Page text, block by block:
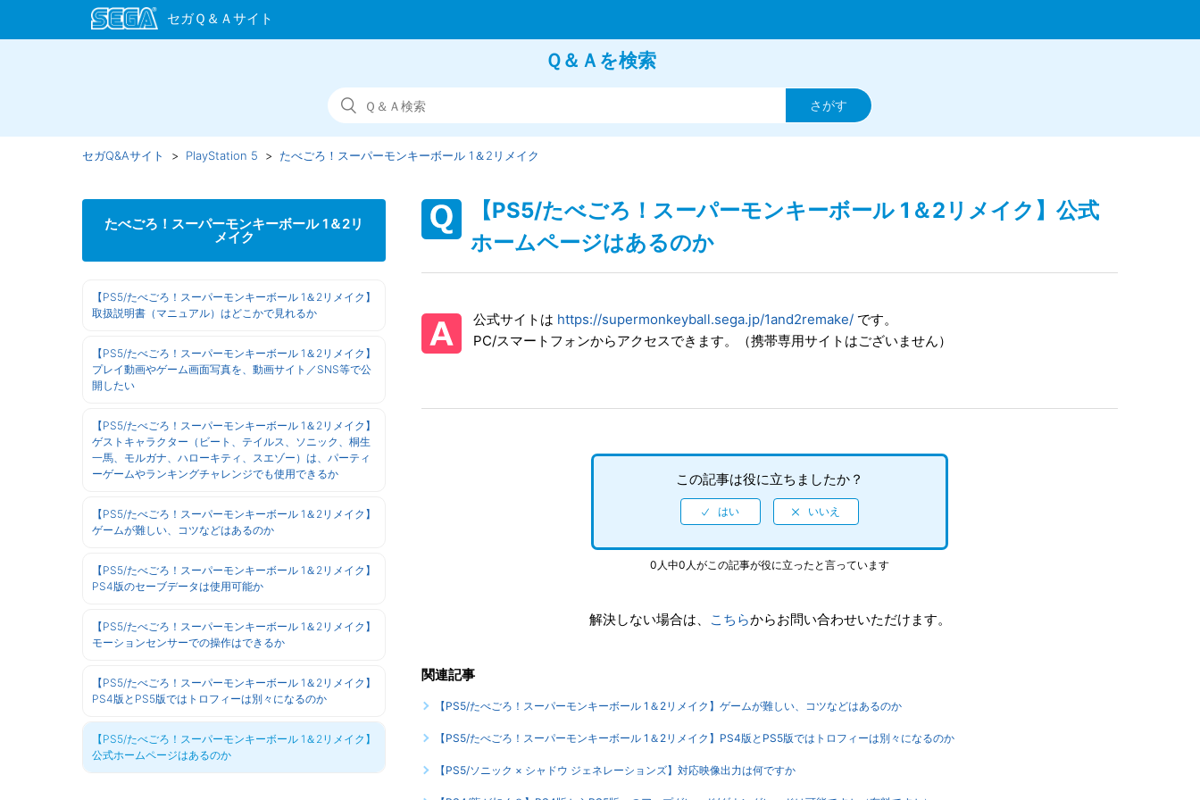
Ｑ＆Ａを検索
セガQ&Aサイト PlayStation 5 たべごろ！スーパーモンキーボール 1＆2リメイク
たべごろ！スーパーモンキーボール 1＆2リ
メイク
【PS5/たべごろ！スーパーモンキーボール 1＆2リメイク】
取扱説明書（マニュアル）はどこかで見れるか
【PS5/たべごろ！スーパーモンキーボール 1＆2リメイク】
プレイ動画やゲーム画面写真を、動画サイト／SNS等で公
開したい
【PS5/たべごろ！スーパーモンキーボール 1＆2リメイク】
ゲストキャラクター（ビート、テイルス、ソニック、桐生
一馬、モルガナ、ハローキティ、スエゾー）は、パーティ
ーゲームやランキングチャレンジでも使用できるか
【PS5/たべごろ！スーパーモンキーボール 1＆2リメイク】
ゲームが難しい、コツなどはあるのか
【PS5/たべごろ！スーパーモンキーボール 1＆2リメイク】
PS4版のセーブデータは使用可能か
【PS5/たべごろ！スーパーモンキーボール 1＆2リメイク】
モーションセンサーでの操作はできるか
【PS5/たべごろ！スーパーモンキーボール 1＆2リメイク】
PS4版とPS5版ではトロフィーは別々になるのか
【PS5/たべごろ！スーパーモンキーボール 1＆2リメイク】
公式ホームページはあるのか
【PS5/たべごろ！スーパーモンキーボール 1＆2リメイク】公式
ホームページはあるのか
公式サイトは https://supermonkeyball.sega.jp/1and2remake/ です。
PC/スマートフォンからアクセスできます。（携帯専用サイトはございません）
この記事は役に立ちましたか？
0人中0人がこの記事が役に立ったと言っています
解決しない場合は、 こちらからお問い合わせいただけます。
関連記事
【PS5/たべごろ！スーパーモンキーボール 1＆2リメイク】ゲームが難しい、コツなどはあるのか
【PS5/たべごろ！スーパーモンキーボール 1＆2リメイク】PS4版とPS5版ではトロフィーは別々になるのか
【PS5/ソニック × シャドウ ジェネレーションズ】対応映像出力は何ですか